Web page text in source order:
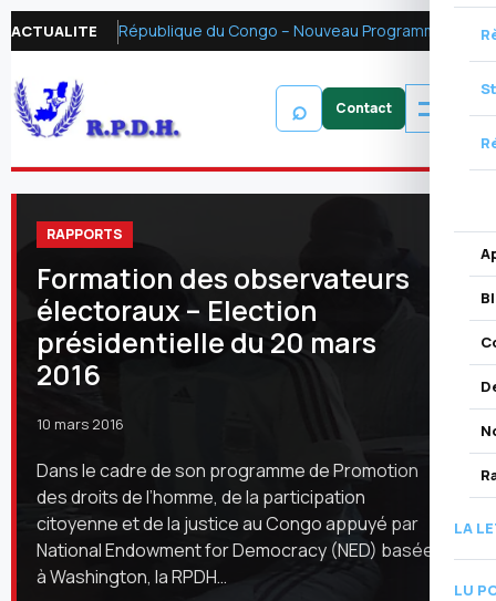
ACTUALITE
⌕
LA
LU
RAPPORTS
Formation des observateurs
électoraux – Election
présidentielle du 20 mars
2016
10 mars 2016
Dans le cadre de son programme de Promotion
des droits de l’homme, de la participation
citoyenne et de la justice au Congo appuyé par
National Endowment for Democracy (NED) basée
à Washington, la RPDH…